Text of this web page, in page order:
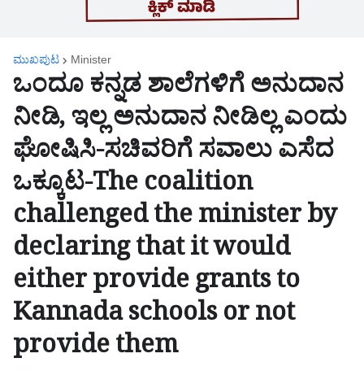
ಮುಖಪುಟ Minister
ಒಂದೂ ಕನ್ನಡ ಶಾಲೆಗಳಿಗೆ ಅನುದಾನ
ನೀಡಿ, ಇಲ್ಲ ಅನುದಾನ ನೀಡಿಲ್ಲ ಎಂದು
ಘೋಷಿಸಿ-ಸಚಿವರಿಗೆ ಸವಾಲು ಎಸೆದ
ಒಕ್ಕೂಟ-The coalition
challenged the minister by
declaring that it would
either provide grants to
Kannada schools or not
provide them